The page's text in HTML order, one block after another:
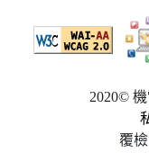
2020©
覆